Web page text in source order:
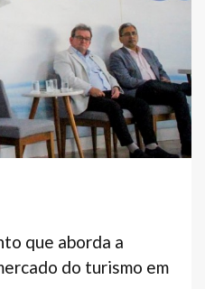
que aborda a
do turismo em